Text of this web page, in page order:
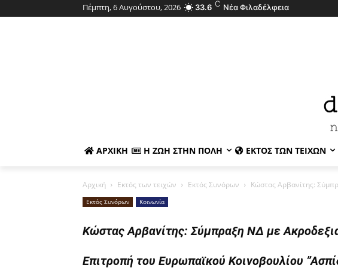
Πέμπτη, 6 Αυγούστου, 2026 33.6 C Νέα Φιλαδέλφεια
ΑΡΧΙΚΉ Η ΖΩΉ ΣΤΗΝ ΠΌΛΗ ΕΚΤΌΣ ΤΩΝ ΤΕΙΧΏΝ
Αρχική Εκτός των τειχών Εκτός Συνόρων Κώστας Αρβανίτης:
Εκτός Συνόρων Κοινωνία
Κώστας Αρβανίτης: Σύμπραξη ΝΔ με
Επιτροπή του Ευρωπαϊκού Κοινοβουλίου